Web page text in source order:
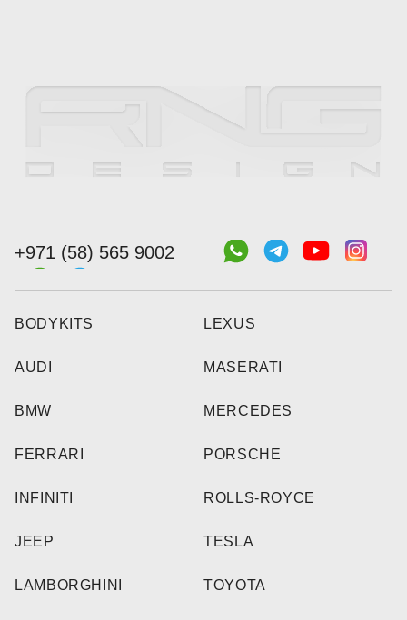
+971 (58) 565 9002
BODYKITS
AUDI
BMW
FERRARI
INFINITI
JEEP
LAMBORGHINI
LEXUS
MASERATI
MERCEDES
PORSCHE
ROLLS-ROYCE
TESLA
TOYOTA